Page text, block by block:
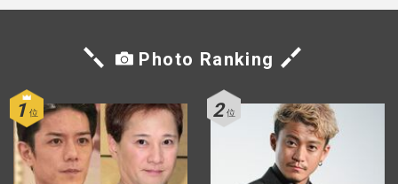
Photo Ranking